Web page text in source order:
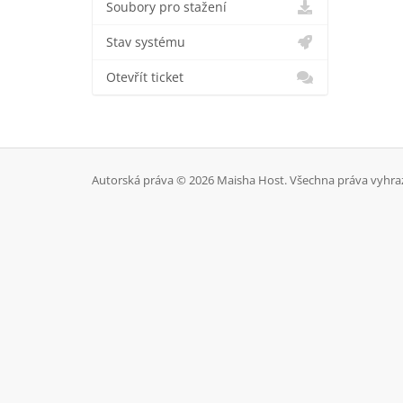
Soubory pro stažení
Stav systému
Otevřít ticket
Autorská práva © 2026 Maisha Host. Všechna práva